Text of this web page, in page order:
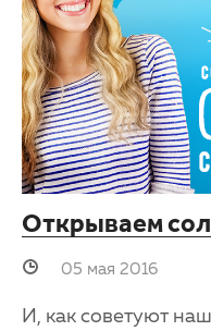
Открываем
05 мая 2016
И, как советуют